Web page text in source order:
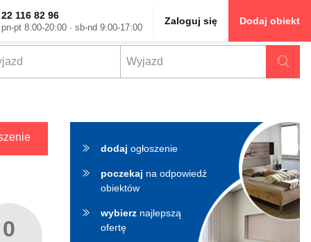
22 116 82 96
pn-pt 8:00-20:00 · sb-nd 9:00-17:00
Zaloguj się Dodaj obiekt
0
dodaj ogłoszenie
poczekaj na odpowiedź
obiektów
wybierz najlepszą
ofertę